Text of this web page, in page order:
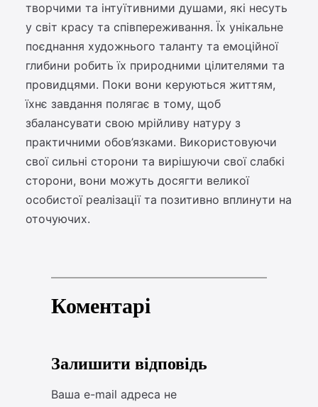
творчими та інтуїтивними душами, які несуть
у світ красу та співпереживання. Їх унікальне
поєднання художнього таланту та емоційної
глибини робить їх природними цілителями та
провидцями. Поки вони керуються життям,
їхнє завдання полягає в тому, щоб
збалансувати свою мрійливу натуру з
практичними обов’язками. Використовуючи
свої сильні сторони та вирішуючи свої слабкі
сторони, вони можуть досягти великої
особистої реалізації та позитивно вплинути на
оточуючих.
Коментарі
Залишити відповідь
Ваша e-mail адреса не